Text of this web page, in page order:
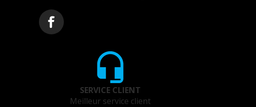
SERVICE CLIENT
Meilleur service client